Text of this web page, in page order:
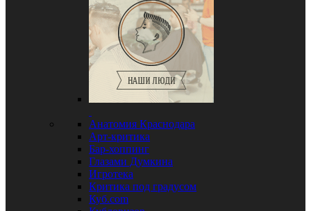
Анатомия Краснодара
Арт-критика
Бар-хоппинг
Глазами Думкина
Игротека
Критика под градусом
Куб.com